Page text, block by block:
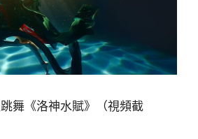
舞《洛神水賦》（視頻截